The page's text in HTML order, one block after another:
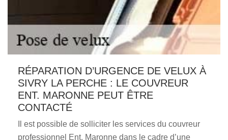
RÉPARATION D’URGENCE DE VELUX À
SIVRY LA PERCHE : LE COUVREUR
ENT. MARONNE PEUT ÊTRE
CONTACTÉ
Il est possible de solliciter les services du couvreur
professionnel Ent. Maronne dans le cadre d’une